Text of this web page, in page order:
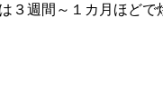
週間～１カ月ほどで